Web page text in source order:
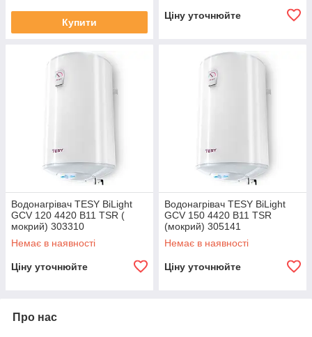
Купити
Ціну уточнюйте
Водонагрівач TESY BiLight
GCV 120 4420 B11 TSR (
мокрий) 303310
Немає в наявності
Ціну уточнюйте
Водонагрівач TESY BiLight
GCV 150 4420 B11 TSR
(мокрий) 305141
Немає в наявності
Ціну уточнюйте
Про нас